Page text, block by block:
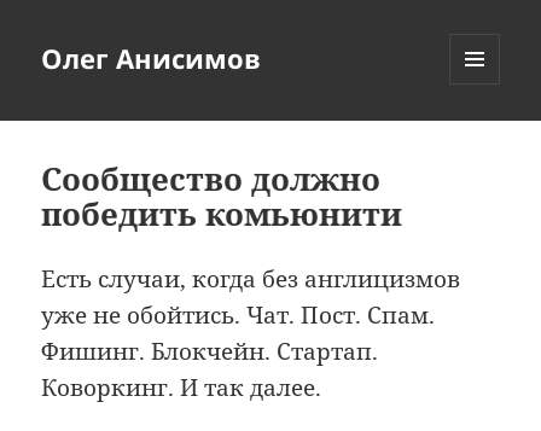
Олег Анисимов
Сообщество должно
победить комьюнити
Есть случаи, когда без англицизмов
уже не обойтись. Чат. Пост. Спам.
Фишинг. Блокчейн. Стартап.
Коворкинг. И так далее.